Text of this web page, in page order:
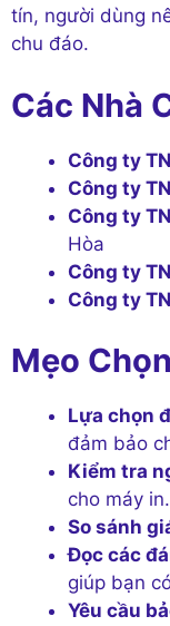
tín, người dùng
chu đáo.
Các Nhà
Công ty
Công ty
Công ty
Hòa
Công ty
Công ty
Mẹo
Lựa chọn
đảm bảo
Kiểm tra
cho máy in.
So sánh
Đọc các
giúp bạn
Yêu cầu